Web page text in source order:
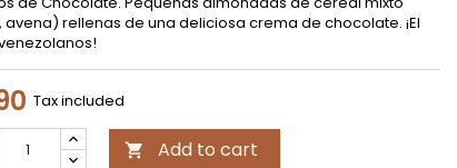
avena) rellenas de una deliciosa crema de chocolate. ¡El
Tax included
 Add to cart